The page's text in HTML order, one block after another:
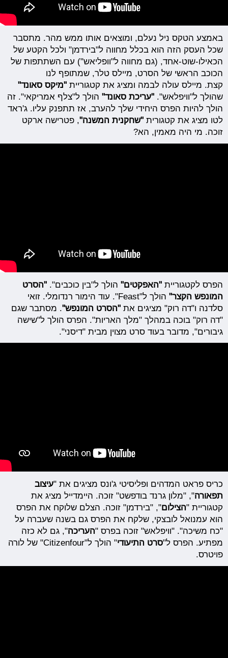
באמצע הטקס ניל נעלם, ומוצאים אותו ממש מהר. מתסבר
שכל העסק הזה הוא בכלל מחווה ל"בירדמן" ולכל הקטע של
הכאילו-שוט-אחד, (גם מחווה ל"וופליאש") עם השתתפות של
הכוכב הראשי של הסרט, מיילס טלר, שמתופף לנו
קצת. מיילס עולה לבמה ומציג את קטגוריית"מיקס סאונד"
שהולך ל"וויפלאש"."עריכת סאונד" הולך ל"צלף אמריקאי". זה
הולך להיות הפרס היחידי שלך להערב, אז תתפנק עליו. ג'ראד
לטו מציג את קטגורית"שחקנית המשנה", פטרישה ארקט
זוכה. מי היה מאמין, הא?
הפרס לקטגוריית "האפקטים" הולך ל"בין כוכבים"."הסרט
המונפש הקצר"
הולך ל"Feast". עוד הימור רנדומלי. זואי
סלדנה ו"דה רוק" מציגים את"הסרט המונפש". מסתבר שגם
"דה רוק" בוכה במהלך "מלך האריות". הפרס הולך ל"שישה
גיבורים", מדובר בעוד סרט מצוין מבית "דיסני".
כריס פראט המדהים ופליסיטי ג'ונס מציגים את "עיצוב
תפאורה", "מלון גרנד בודפשט" זוכה. היימדייל מציג את
קטגוריית "הצילום", "בירדמן" זוכה. הצלם שלוקח את הפרס
הוא עמנואל לובצקי, שלקח את הפרס גם בשנה שעברה על
"כח משיכה". "וויפלאש" זוכה בפרס "העריכה", גם לא כזה
מפתיע. הפרס ל"סרט התיעודי
" הולך ל"Citizenfour" של לורה
פויטרס.